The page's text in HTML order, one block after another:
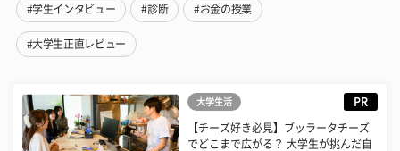
#学生インタビュー #診断 #お金の授業
#大学生正直レビュー
大学生活 PR
【チーズ好き必見】ブッラータチーズ
でどこまで広がる？ 大学生が挑んだ自